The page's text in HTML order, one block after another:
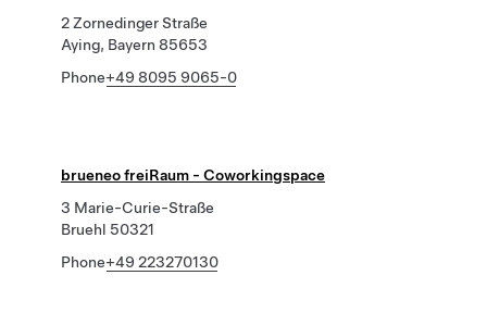
2 Zornedinger Straße
Aying, Bayern 85653
Phone+49 8095 9065-0
brueneo freiRaum - Coworkingspace
3 Marie-Curie-Straße
Bruehl 50321
Phone+49 223270130